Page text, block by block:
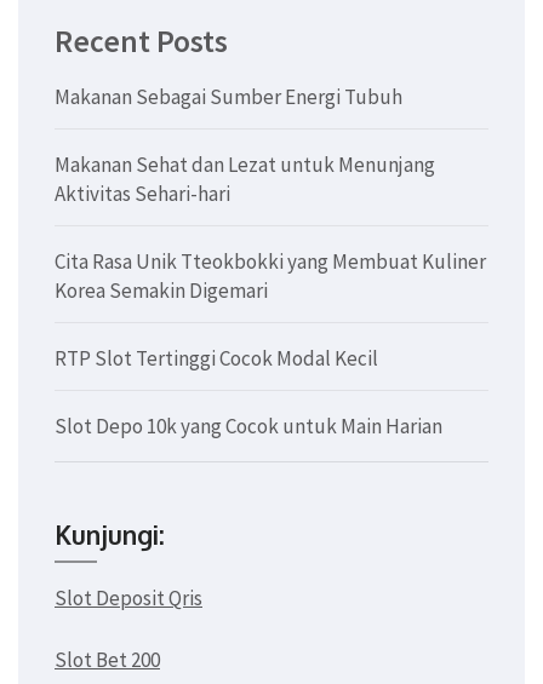
Recent Posts
Makanan Sebagai Sumber Energi Tubuh
Makanan Sehat dan Lezat untuk Menunjang
Aktivitas Sehari-hari
Cita Rasa Unik Tteokbokki yang Membuat Kuliner
Korea Semakin Digemari
RTP Slot Tertinggi Cocok Modal Kecil
Slot Depo 10k yang Cocok untuk Main Harian
Kunjungi:
Slot Deposit Qris
Slot Bet 200